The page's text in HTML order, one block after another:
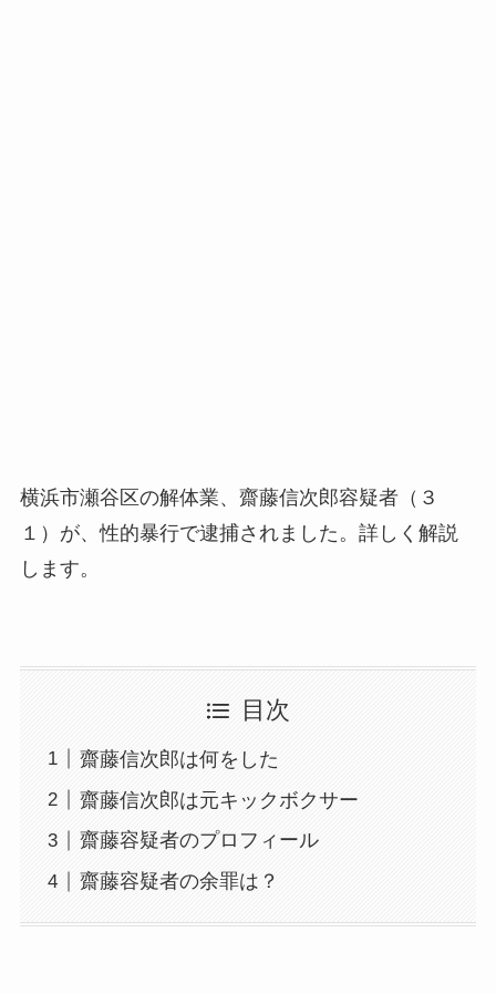
横浜市瀬谷区の解体業、齋藤信次郎容疑者（３
１）が、性的暴行で逮捕されました。詳しく解説
します。
目次
齋藤信次郎は何をした
齋藤信次郎は元キックボクサー
齋藤容疑者のプロフィール
齋藤容疑者の余罪は？